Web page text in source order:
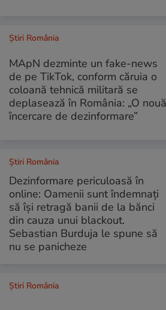
Știri România
MApN dezminte un fake-news
de pe TikTok, conform căruia o
coloană tehnică militară se
deplasează în România: „O nouă
încercare de dezinformare”
Știri România
Dezinformare periculoasă în
online: Oamenii sunt îndemnați
să își retragă banii de la bănci
din cauza unui blackout.
Sebastian Burduja le spune să
nu se panicheze
Știri România